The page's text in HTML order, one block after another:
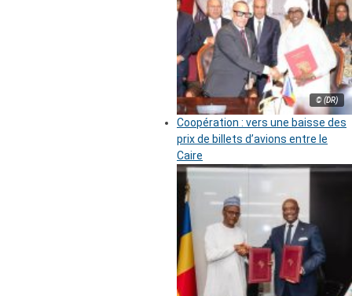
© (DR)
Coopération : vers une baisse des
prix de billets d’avions entre le
Caire